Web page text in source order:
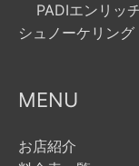
PADIエンリッ
シュノーケリング
MENU
お店紹介